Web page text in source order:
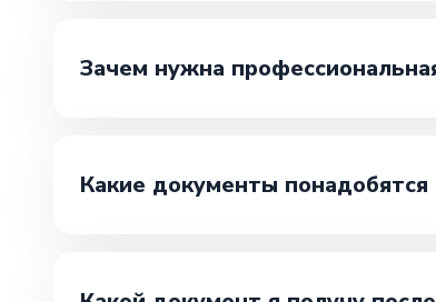
Зачем нужна
Какие документы